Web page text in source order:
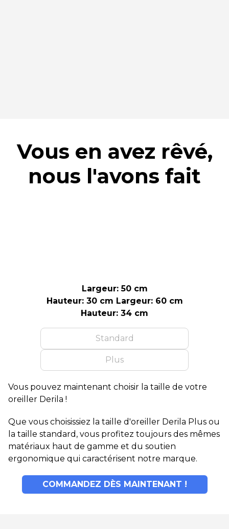
Vous en avez rêvé,
nous l'avons fait
Largeur: 50 cm
Hauteur: 30 cm Largeur: 60 cm
Hauteur: 34 cm
Standard
Plus
Vous pouvez maintenant choisir la taille de votre
oreiller Derila !
Que vous choisissiez la taille d'oreiller Derila Plus ou
la taille standard, vous profitez toujours des mêmes
matériaux haut de gamme et du soutien
ergonomique qui caractérisent notre marque.
COMMANDEZ DÈS MAINTENANT !